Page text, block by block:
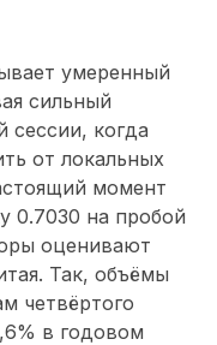
умеренный
сильный
сессии, когда
от локальных
момент
0.7030 на пробой
оценивают
Так, объёмы
четвёртого
в годовом